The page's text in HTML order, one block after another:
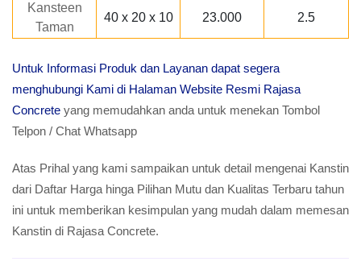
Kansteen
Taman
40 x 20 x 10 23.000 2.5
Untuk Informasi Produk dan Layanan dapat segera
menghubungi Kami di Halaman Website Resmi Rajasa
Concrete yang memudahkan anda untuk menekan Tombol
Telpon / Chat Whatsapp
Atas Prihal yang kami sampaikan untuk detail mengenai Kanstin
dari Daftar Harga hinga Pilihan Mutu dan Kualitas Terbaru tahun
ini untuk memberikan kesimpulan yang mudah dalam memesan
Kanstin di Rajasa Concrete.